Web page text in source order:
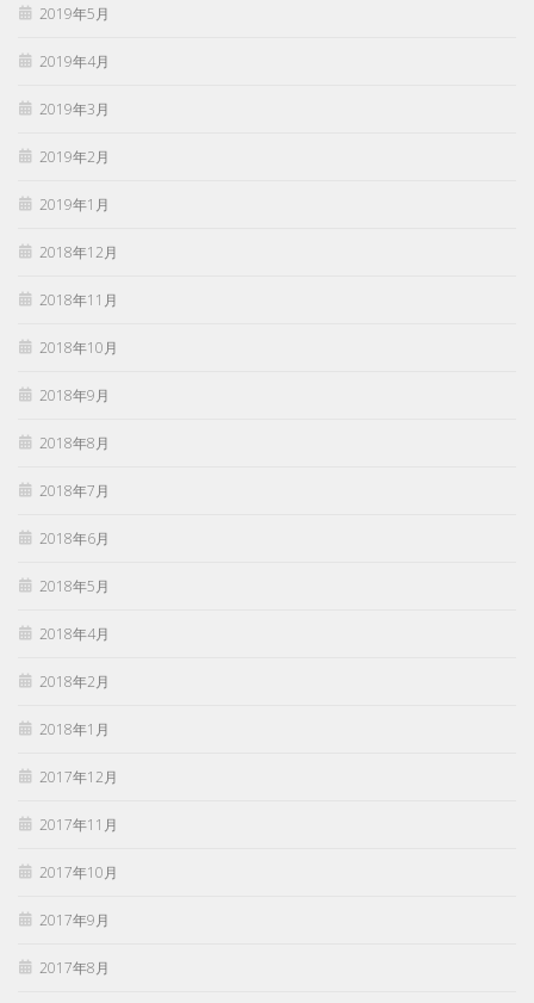
2019年5月
2019年4月
2019年3月
2019年2月
2019年1月
2018年12月
2018年11月
2018年10月
2018年9月
2018年8月
2018年7月
2018年6月
2018年5月
2018年4月
2018年2月
2018年1月
2017年12月
2017年11月
2017年10月
2017年9月
2017年8月